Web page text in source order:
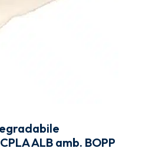
ALB amb. BOPP